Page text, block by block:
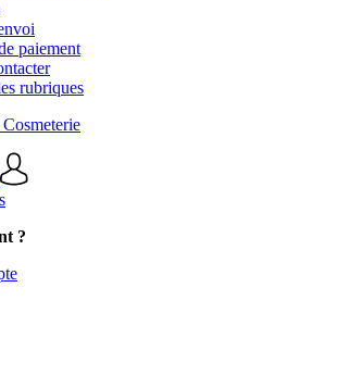
paiement
rubriques
?